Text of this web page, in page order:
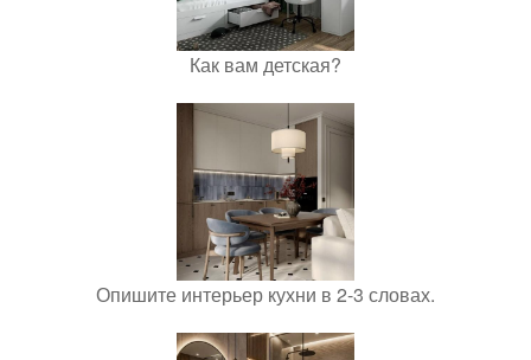
Как вам детская?
Опишите интерьер кухни в 2-3 словах.